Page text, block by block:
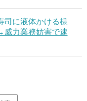
司に液体かける様
力業務妨害で逮